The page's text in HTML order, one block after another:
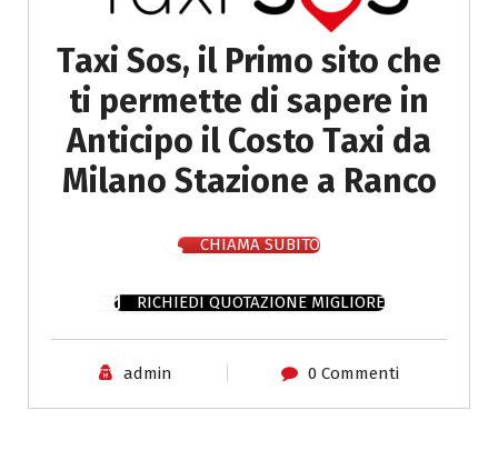
Taxi Sos, il Primo sito che
ti permette di sapere in
Anticipo il Costo Taxi da
Milano Stazione a Ranco
CHIAMA SUBITO
RICHIEDI QUOTAZIONE MIGLIORE
admin 0 Commenti